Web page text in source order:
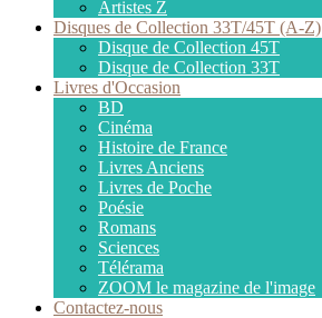
Artistes Z
Disques de Collection 33T/45T (A-Z)
Disque de Collection 45T
Disque de Collection 33T
Livres d'Occasion
BD
Cinéma
Histoire de France
Livres Anciens
Livres de Poche
Poésie
Romans
Sciences
Télérama
ZOOM le magazine de l'image
Contactez-nous